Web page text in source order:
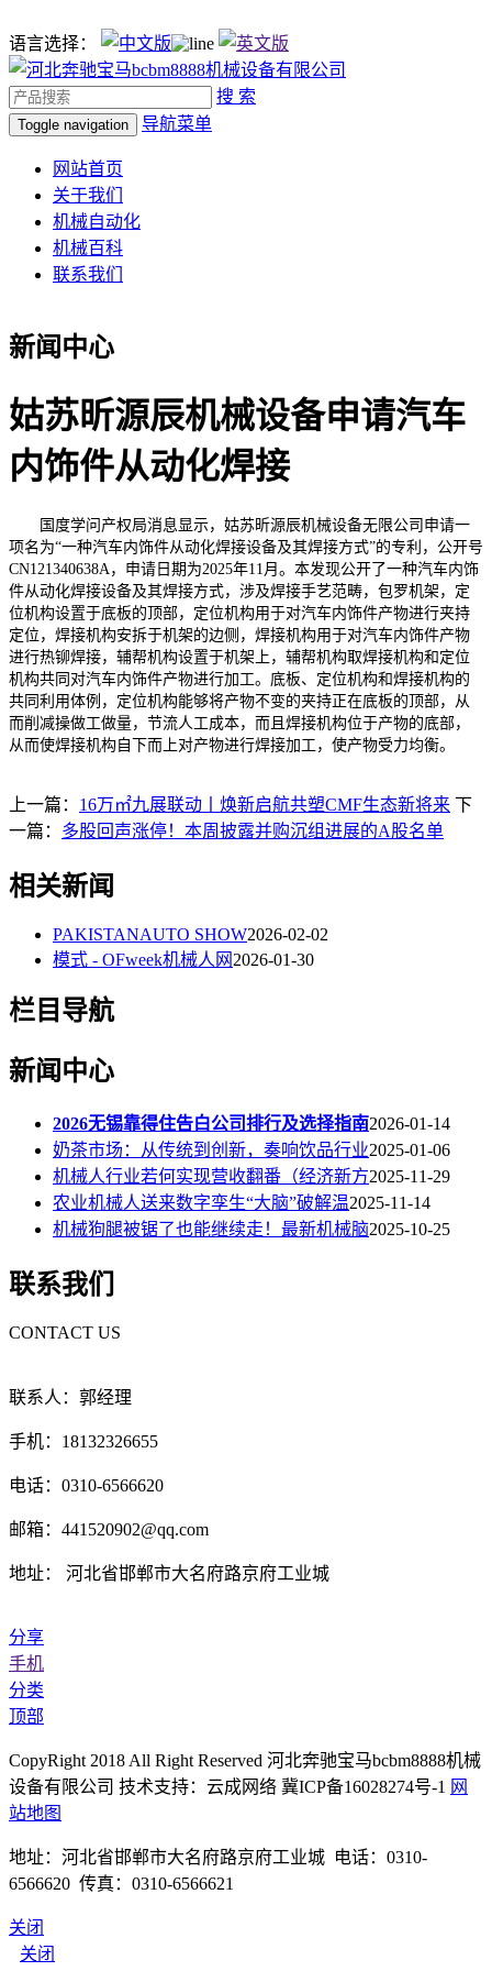
语言选择：
搜 索
Toggle navigation 导航菜单
网站首页
关于我们
机械自动化
机械百科
联系我们
新闻中心
姑苏昕源辰机械设备申请汽车
内饰件从动化焊接
国度学问产权局消息显示，姑苏昕源辰机械设备无限公司申请一
项名为“一种汽车内饰件从动化焊接设备及其焊接方式”的专利，公开号
CN121340638A，申请日期为2025年11月。本发现公开了一种汽车内饰
件从动化焊接设备及其焊接方式，涉及焊接手艺范畴，包罗机架，定
位机构设置于底板的顶部，定位机构用于对汽车内饰件产物进行夹持
定位，焊接机构安拆于机架的边侧，焊接机构用于对汽车内饰件产物
进行热铆焊接，辅帮机构设置于机架上，辅帮机构取焊接机构和定位
机构共同对汽车内饰件产物进行加工。底板、定位机构和焊接机构的
共同利用体例，定位机构能够将产物不变的夹持正在底板的顶部，从
而削减操做工做量，节流人工成本，而且焊接机构位于产物的底部，
从而使焊接机构自下而上对产物进行焊接加工，使产物受力均衡。
上一篇： 16万㎡九展联动丨焕新启航共塑CMF生态新将来 下
一篇： 多股回声涨停！本周披露并购沉组进展的A股名单
相关新闻
PAKISTANAUTO SHOW2026-02-02
模式 - OFweek机械人网 2026-01-30
栏目导航
新闻中心
2026无锡靠得住告白公司排行及选择指南2026-01-14
奶茶市场：从传统到创新，奏响饮品行业2025-01-06
机械人行业若何实现营收翻番（经济新方2025-11-29
农业机械人送来数字孪生“大脑”破解温2025-11-14
机械狗腿被锯了也能继续走！最新机械脑2025-10-25
联系我们
CONTACT US
联系人：郭经理
手机：18132326655
电话：0310-6566620
邮箱：441520902@qq.com
地址： 河北省邯郸市大名府路京府工业城
分享
手机
分类
顶部
CopyRight 2018 All Right Reserved 河北奔驰宝马bcbm8888机械
设备有限公司 技术支持：云成网络 冀ICP备16028274号-1 网
站地图
地址：河北省邯郸市大名府路京府工业城 电话：0310-
6566620 传真：0310-6566621
关闭
关闭